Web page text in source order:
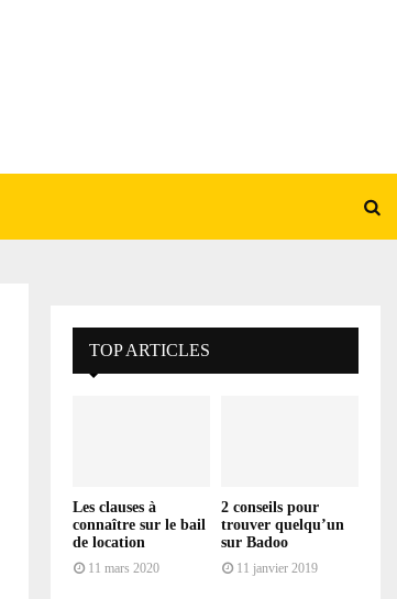
TOP ARTICLES
Les clauses à
connaître sur le bail
de location
11 mars 2020
2 conseils pour
trouver quelqu’un
sur Badoo
11 janvier 2019